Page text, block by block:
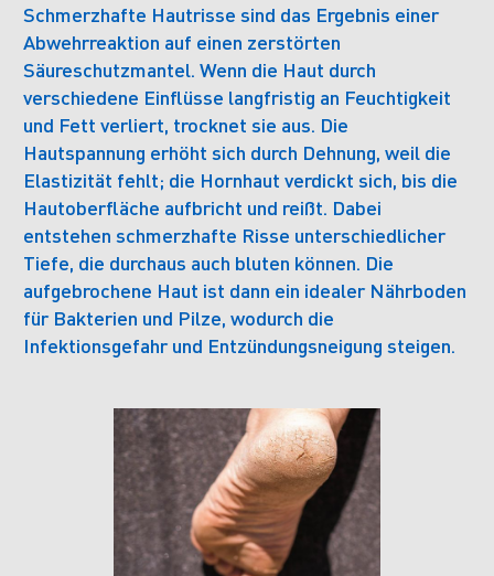
Schmerzhafte Hautrisse sind das Ergebnis einer
Abwehrreaktion auf einen zerstörten
Säureschutzmantel. Wenn die Haut durch
verschiedene Einflüsse langfristig an Feuchtigkeit
und Fett verliert, trocknet sie aus. Die
Hautspannung erhöht sich durch Dehnung, weil die
Elastizität fehlt; die Hornhaut verdickt sich, bis die
Hautoberfläche aufbricht und reißt. Dabei
entstehen schmerzhafte Risse unterschiedlicher
Tiefe, die durchaus auch bluten können. Die
aufgebrochene Haut ist dann ein idealer Nährboden
für Bakterien und Pilze, wodurch die
Infektionsgefahr und Entzündungsneigung steigen.